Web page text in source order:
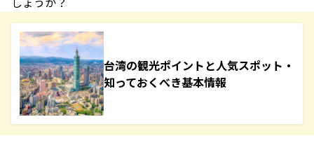
台湾の観光ポイントと人気スポット・
知っておくべき基本情報